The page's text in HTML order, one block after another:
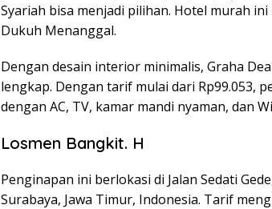
Syariah bisa menjadi pilihan. Hotel murah
Dukuh Menanggal.
Dengan desain interior minimalis, Graha
lengkap. Dengan tarif mulai dari Rp99.053,
dengan AC, TV, kamar mandi nyaman, dan
Losmen Bangkit. H
Penginapan ini berlokasi di Jalan Sedati
Surabaya, Jawa Timur, Indonesia. Tarif